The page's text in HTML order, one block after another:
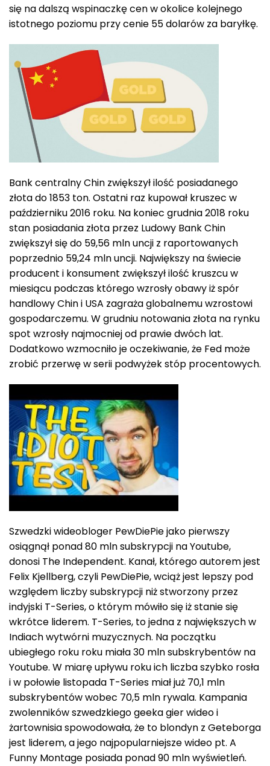
się na dalszą wspinaczkę cen w okolice kolejnego
istotnego poziomu przy cenie 55 dolarów za baryłkę.
Bank centralny Chin zwiększył ilość posiadanego
złota do 1853 ton. Ostatni raz kupował kruszec w
październiku 2016 roku. Na koniec grudnia 2018 roku
stan posiadania złota przez Ludowy Bank Chin
zwiększył się do 59,56 mln uncji z raportowanych
poprzednio 59,24 mln uncji. Największy na świecie
producent i konsument zwiększył ilość kruszcu w
miesiącu podczas którego wzrosły obawy iż spór
handlowy Chin i USA zagraża globalnemu wzrostowi
gospodarczemu. W grudniu notowania złota na rynku
spot wzrosły najmocniej od prawie dwóch lat.
Dodatkowo wzmocniło je oczekiwanie, że Fed może
zrobić przerwę w serii podwyżek stóp procentowych.
Szwedzki wideobloger PewDiePie jako pierwszy
osiągnął ponad 80 mln subskrypcji na Youtube,
donosi The Independent. Kanał, którego autorem jest
Felix Kjellberg, czyli PewDiePie, wciąż jest lepszy pod
względem liczby subskrypcji niż stworzony przez
indyjski T-Series, o którym mówiło się iż stanie się
wkrótce liderem. T-Series, to jedna z największych w
Indiach wytwórni muzycznych. Na początku
ubiegłego roku roku miała 30 mln subskrybentów na
Youtube. W miarę upływu roku ich liczba szybko rosła
i w połowie listopada T-Series miał już 70,1 mln
subskrybentów wobec 70,5 mln rywala. Kampania
zwolenników szwedzkiego geeka gier wideo i
żartownisia spowodowała, że to blondyn z Geteborga
jest liderem, a jego najpopularniejsze wideo pt. A
Funny Montage posiada ponad 90 mln wyświetleń.